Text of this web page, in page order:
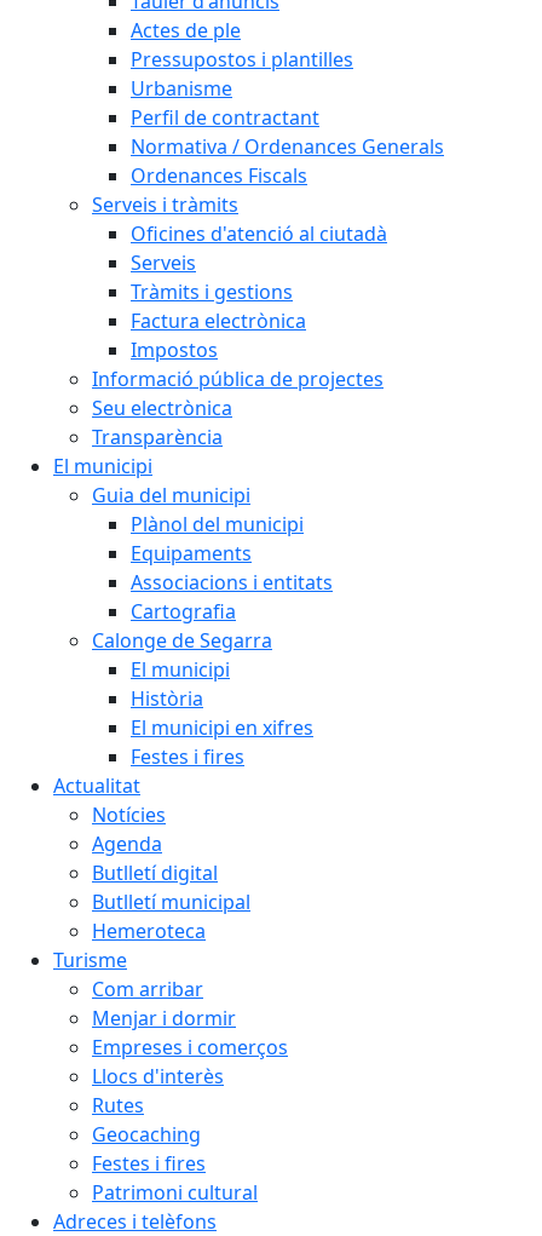
Actes de ple
Pressupostos i plantilles
Urbanisme
Perfil de contractant
Normativa / Ordenances Generals
Ordenances Fiscals
Serveis i tràmits
Oficines d'atenció al ciutadà
Serveis
Tràmits i gestions
Factura electrònica
Impostos
Informació pública de projectes
Seu electrònica
Transparència
El municipi
Guia del municipi
Plànol del municipi
Equipaments
Associacions i entitats
Cartografia
Calonge de Segarra
El municipi
Història
El municipi en xifres
Festes i fires
Actualitat
Notícies
Agenda
Butlletí digital
Butlletí municipal
Hemeroteca
Turisme
Com arribar
Menjar i dormir
Empreses i comerços
Llocs d'interès
Rutes
Geocaching
Festes i fires
Patrimoni cultural
Adreces i telèfons